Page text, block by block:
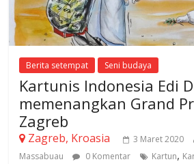
Berita setempat Seni budaya
Kartunis Indonesia Edi
memenangkan Grand
Zagreb
Zagreb, Kroasia 3 Maret 2020
Massabuau
0 Komentar Kartun,